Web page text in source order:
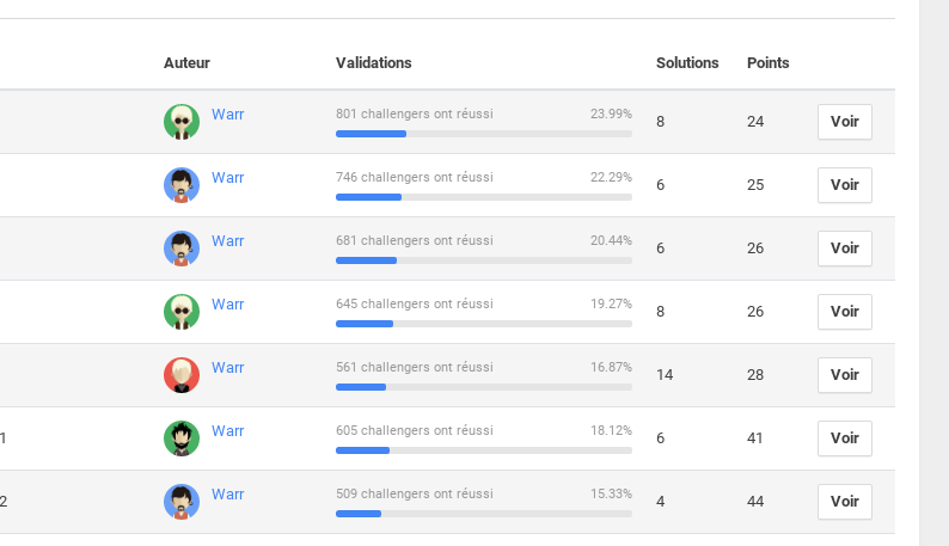
Auteur Validations Solutions Points
Warr 23.99%
801 challengers ont réussi 8 24 Voir
Warr 22.29%
746 challengers ont réussi 6 25 Voir
Warr 20.44%
681 challengers ont réussi 6 26 Voir
Warr 19.27%
645 challengers ont réussi 8 26 Voir
Warr 16.87%
561 challengers ont réussi 14 28 Voir
Warr 18.12%
605 challengers ont réussi 6 41 Voir
Warr 15.33%
509 challengers ont réussi 4 44 Voir